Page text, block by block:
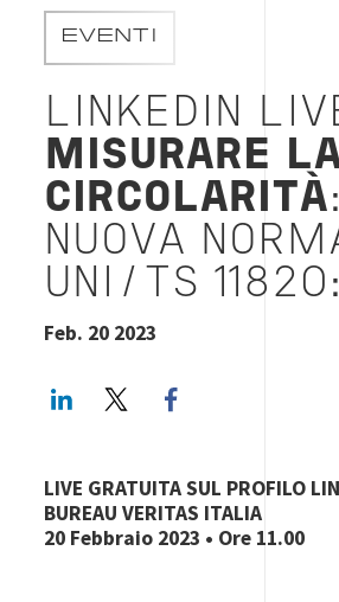
EVENTI
LINKEDIN
MISURARE
CIRCOLARITÀ:
NUOVA
UNI/TS
Feb. 20 2023
LinkedInTwitter
LIVE GRATUITA SUL PROFILO
BUREAU VERITAS ITALIA
20 Febbraio 2023 • Ore 11.00